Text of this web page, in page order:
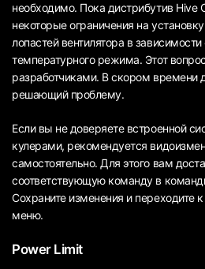
необходимо. Пока дистрибутив Hive
некоторые ограничения на
лопастей вентилятора в
температурного режима. Этот
разработчиками. В скором времени
решающий проблему.
Если вы не доверяете встроенной
кулерами, рекомендуется
самостоятельно. Для этого вам
соответствующую команду в
Сохраните изменения и переходите
меню.
Power Limit